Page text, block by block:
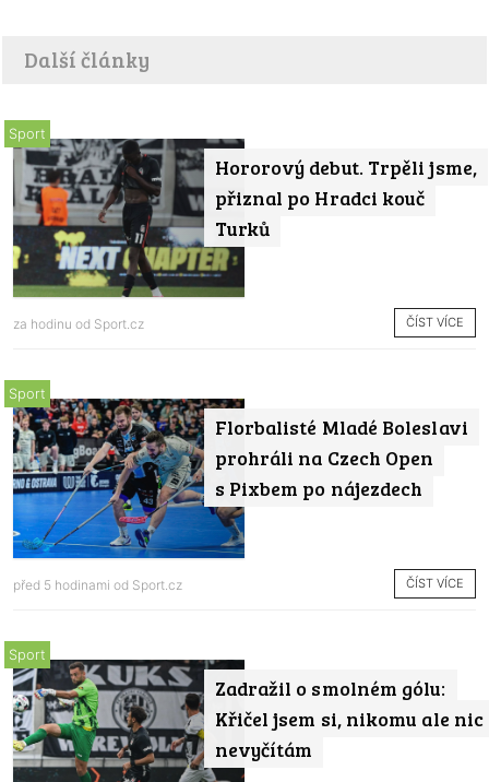
Další články
Hororový debut. Trpěli jsme,
přiznal po Hradci kouč
Turků
Sport
za hodinu od Sport.cz ČÍST VÍCE
Florbalisté Mladé Boleslavi
prohráli na Czech Open
s Pixbem po nájezdech
Sport
před 5 hodinami od Sport.cz ČÍST VÍCE
Zadražil o smolném gólu:
Křičel jsem si, nikomu ale nic
nevyčítám
Sport